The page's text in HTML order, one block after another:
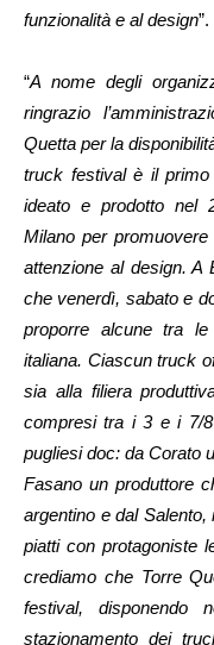
funzionalità e al design”.
“A nome degli
ringrazio
Quetta per la
truck festival è il
ideato e prodotto nel
Milano per
attenzione al design. A
che venerdì, sabato e
proporre alcune tra
italiana. Ciascun truck
sia alla filiera
compresi tra i 3 e i 7/
pugliesi doc: da Corato
Fasano un produttore
argentino e dal
piatti con protagoniste
crediamo che Torre
festival, disponendo
stazionamento dei